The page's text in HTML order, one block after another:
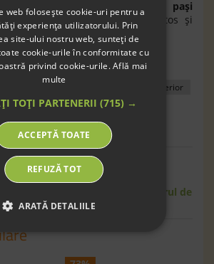
pentru copii încă de la
primii paşi
să deprindă un mers sănătos şi
exterior
600569
barefoot
scrie-ne pe
formularul de
web folosește cookie-uri pentru a
experiența utilizatorului. Prin
site-ului nostru web, sunteți de
cookie-urile în conformitate cu
privind cookie-urile.Află mai
multe
TOȚI PARTENERII (715) →
ACCEPTĂ TOATE
REFUZĂ TOT
ARATĂ DETALIILE